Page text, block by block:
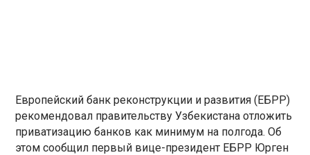
Европейский банк реконструкции и развития (ЕБРР)
рекомендовал правительству Узбекистана отложить
приватизацию банков как минимум на полгода. Об
этом сообщил первый вице-президент ЕБРР Юрген